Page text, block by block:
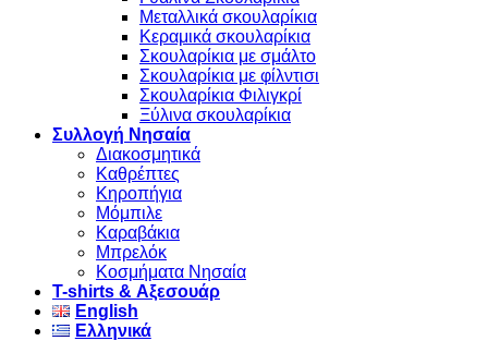
Μεταλλικά σκουλαρίκια
Κεραμικά σκουλαρίκια
Σκουλαρίκια με σμάλτο
Σκουλαρίκια με φίλντισι
Σκουλαρίκια Φιλιγκρί
Ξύλινα σκουλαρίκια
Συλλογή Νησαία
Διακοσμητικά
Καθρέπτες
Κηροπήγια
Μόμπιλε
Καραβάκια
Μπρελόκ
Κοσμήματα Νησαία
Τ-shirts & Αξεσουάρ
English
Ελληνικά